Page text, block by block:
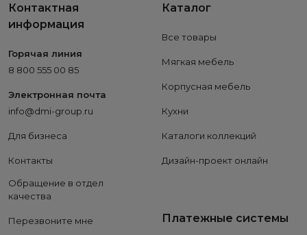
Контактная
информация
Горячая линия
8 800 555 00 85
Электронная почта
info@dmi-group.ru
Для бизнеса
Контакты
Обращение в отдел
качества
Перезвоните мне
Каталог
Все товары
Мягкая мебель
Корпусная мебель
Кухни
Каталоги коллекций
Дизайн-проект онлайн
Платежные системы